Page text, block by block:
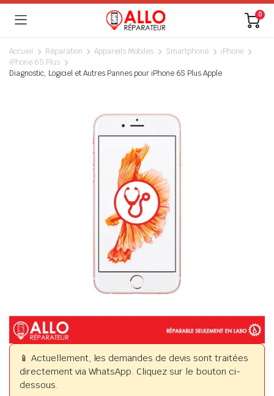
0
Accueil Réparation Appareils Mobiles Smartphone
iPhone
iPhone 6S Plus
Diagnostic, Logiciel et Autres Pannes pour iPhone 6S Plus Apple
📱 Actuellement, les demandes de devis sont traitées
directement via WhatsApp. Cliquez sur le bouton ci-
dessous.